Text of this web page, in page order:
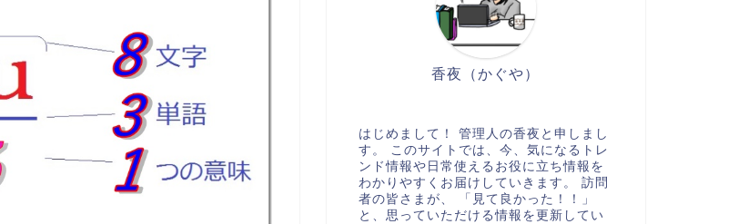
香夜（かぐや）
はじめまして！ 管理人の香夜と申しまし
す。 このサイトでは、今、気になるトレ
ンド情報や日常使えるお役に立ち情報を
わかりやすくお届けしていきます。 訪問
者の皆さまが、 「見て良かった！！」
と、思っていただける情報を更新してい